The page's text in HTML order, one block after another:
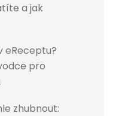
a jak
eReceptu?
pro
zhubnout: